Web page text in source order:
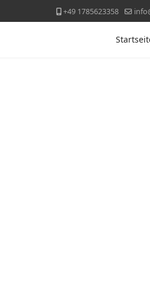
+49 1785623358